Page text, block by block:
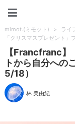
mimot.(ミモット) > ライ
「クリスマスプレゼント
【Francfranc】
トから自分への
5/18）
林 美由紀